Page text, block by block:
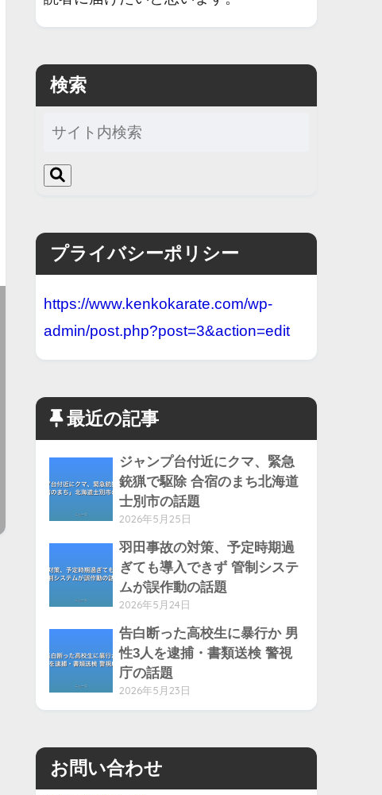
検索
プライバシーポリシー
https://www.kenkokarate.com/wp-
admin/post.php?post=3&action=edit
最近の記事
ジャンプ台付近にクマ、緊急
銃猟で駆除 合宿のまち北海道
士別市の話題
2026年5月25日
羽田事故の対策、予定時期過
ぎても導入できず 管制システ
ムが誤作動の話題
2026年5月24日
告白断った高校生に暴行か 男
性3人を逮捕・書類送検 警視
庁の話題
2026年5月23日
お問い合わせ